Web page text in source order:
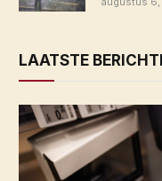
LAATSTE